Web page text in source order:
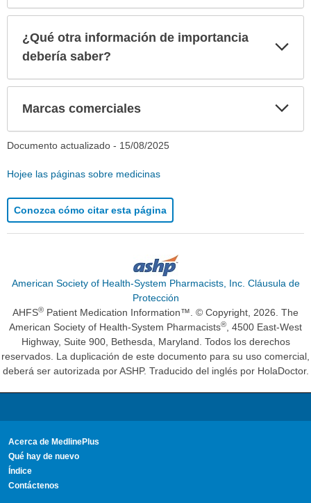
¿Qué otra información de importancia
debería saber?
Marcas comerciales
Documento actualizado - 15/08/2025
Hojee las páginas sobre medicinas
Conozca cómo citar esta página
American Society of Health-System Pharmacists, Inc. Cláusula de
Protección
AHFS® Patient Medication Information™. © Copyright, 2026. The
American Society of Health-System Pharmacists®, 4500 East-West
Highway, Suite 900, Bethesda, Maryland. Todos los derechos
reservados. La duplicación de este documento para su uso comercial,
deberá ser autorizada por ASHP. Traducido del inglés por HolaDoctor.
Acerca de MedlinePlus
Qué hay de nuevo
Índice
Contáctenos